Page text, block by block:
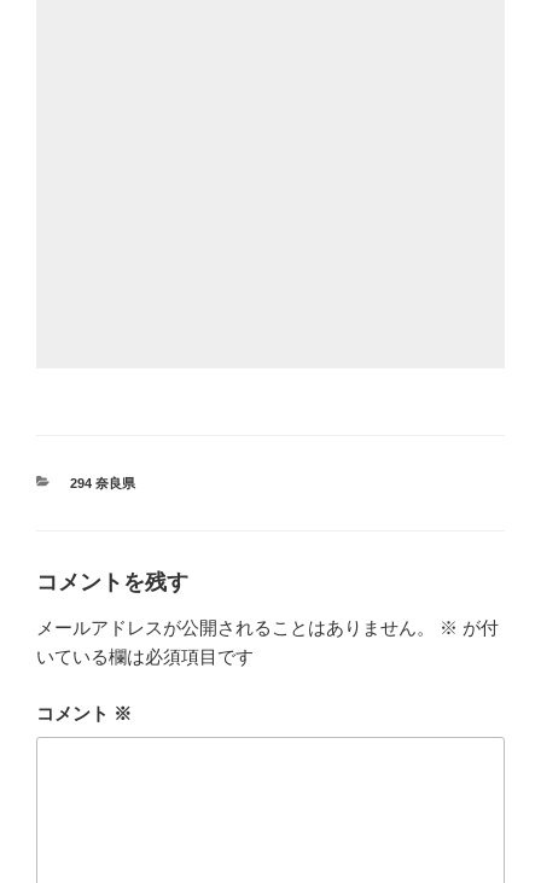
カ
294 奈良県
コメントを残す
メールアドレスが公開されることはありません。 ※ が付
いている欄は必須項目です
コメント ※